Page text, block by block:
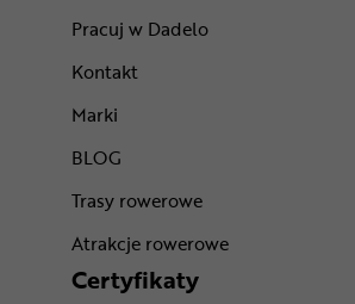
Pracuj w Dadelo
Kontakt
Marki
BLOG
Trasy rowerowe
Atrakcje rowerowe
Certyfikaty